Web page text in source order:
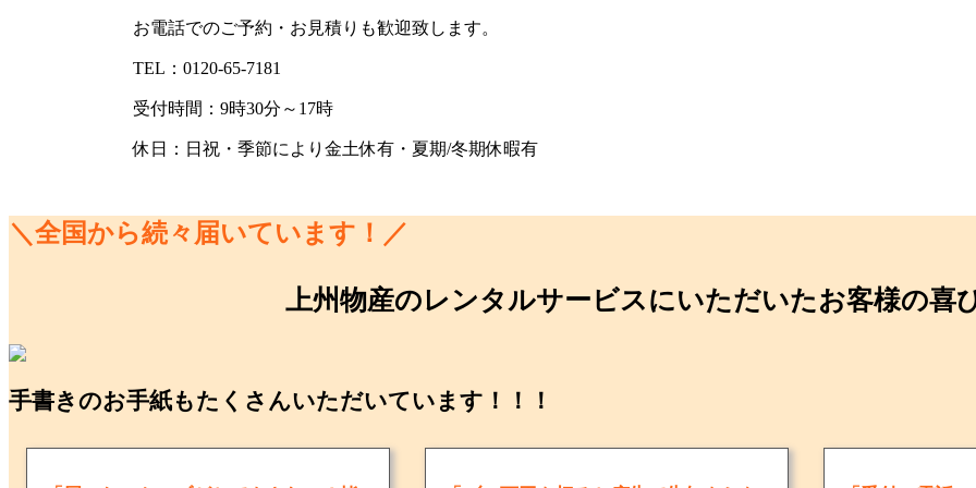
お電話でのご予約・お見積りも歓迎致します。
TEL：0120-65-7181
受付時間：9時30分～17時
休日：日祝・季節により金土休有・夏期/冬期休暇有
＼全国から続々届いています！／
上州物産のレンタルサービスにいただいたお客様の喜
手書きのお手紙もたくさんいただいています！！！